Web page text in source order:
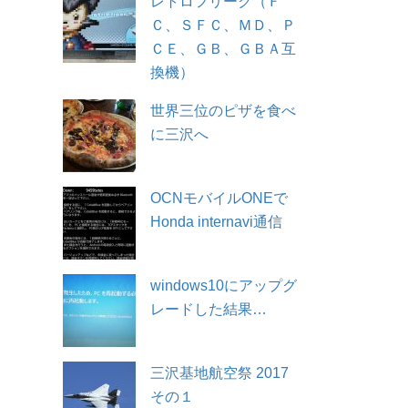
Ｃ、ＳＦＣ、ＭＤ、Ｐ
ＣＥ、ＧＢ、ＧＢＡ互
換機）
世界三位のピザを食べ
に三沢へ
OCNモバイルONEで
Honda internavi通信
windows10にアップグ
レードした結果…
三沢基地航空祭 2017
その１